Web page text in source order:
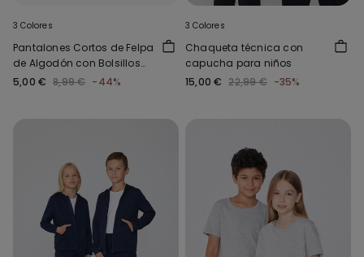
3 Colores
Pantalones Cortos de Felpa
de Algodón con Bolsillos
para Niño
5,00 € 8,99 € -44%
3 Colores
Chaqueta técnica con
capucha para niños
15,00 € 22,99 € -35%